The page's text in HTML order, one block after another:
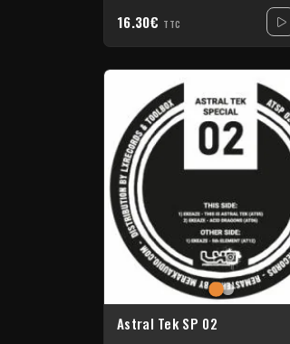
16.30€ TTC
Astral Tek SP 02